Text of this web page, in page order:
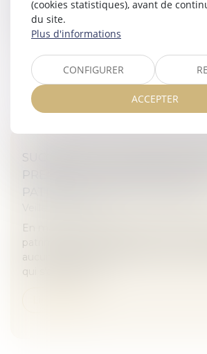
construction a été financée par
vendue. Les parties...
Lire la suite
SUCCESSION : LES
PRENDRE, LES PIÈGES À
PATRIMOINE ©SHUTTERSTOCK
En matière d'héritage et de
patrimoine, il faut anticiper. Car, si
aucune disposition de votre vivant,
qui s'applique. Or,...
(cookies statistiques), avant de
du site.
Plus d'informations
CONFIGURER
ACCEPTER